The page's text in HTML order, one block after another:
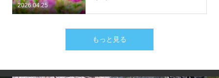
2026.04.25
もっと見る